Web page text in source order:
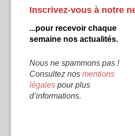
Inscrivez-vous à notre
...pour recevoir chaque
semaine nos actualités.
Nous ne spammons pas !
Consultez nos mentions
légalespour plus
d’informations.